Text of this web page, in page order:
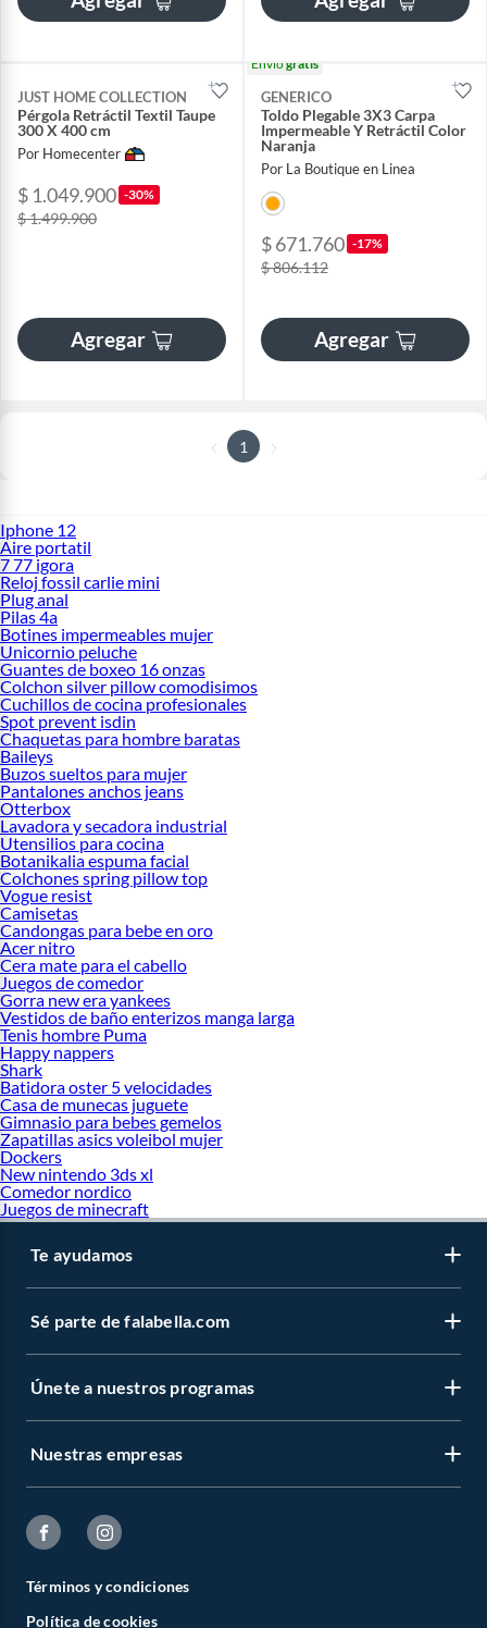
JUST HOME COLLECTION
Pérgola Retráctil Textil Taupe
300 X 400 cm
Por Homecenter
$ 1.049.900 -30%
$ 1.499.900
Agregar
Envíogratis
GENERICO
Toldo Plegable 3X3 Carpa
Impermeable Y Retráctil Color
Naranja
Por La Boutique en Linea
$ 671.760 -17%
$ 806.112
Agregar
1
Iphone 12
Aire portatil
7 77 igora
Reloj fossil carlie mini
Plug anal
Pilas 4a
Botines impermeables mujer
Unicornio peluche
Guantes de boxeo 16 onzas
Colchon silver pillow comodisimos
Cuchillos de cocina profesionales
Spot prevent isdin
Chaquetas para hombre baratas
Baileys
Buzos sueltos para mujer
Pantalones anchos jeans
Otterbox
Lavadora y secadora industrial
Utensilios para cocina
Botanikalia espuma facial
Colchones spring pillow top
Vogue resist
Camisetas
Candongas para bebe en oro
Acer nitro
Cera mate para el cabello
Juegos de comedor
Gorra new era yankees
Vestidos de baño enterizos manga larga
Tenis hombre Puma
Happy nappers
Shark
Batidora oster 5 velocidades
Casa de munecas juguete
Gimnasio para bebes gemelos
Zapatillas asics voleibol mujer
Dockers
New nintendo 3ds xl
Comedor nordico
Juegos de minecraft
Te ayudamos
Sé parte de falabella.com
Únete a nuestros programas
Nuestras empresas
Términos y condiciones
Política de cookies